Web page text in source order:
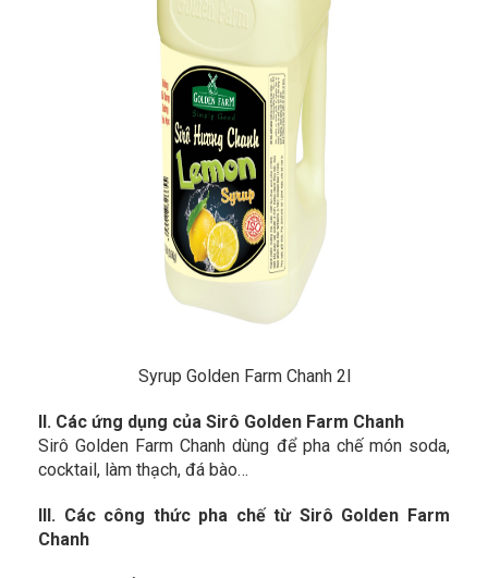
Syrup Golden Farm Chanh 2l
II. Các ứng dụng của Sirô Golden Farm Chanh
Sirô Golden Farm Chanh dùng để pha chế món soda,
cocktail, làm thạch, đá bào…
III. Các công thức pha chế từ Sirô Golden Farm
Chanh